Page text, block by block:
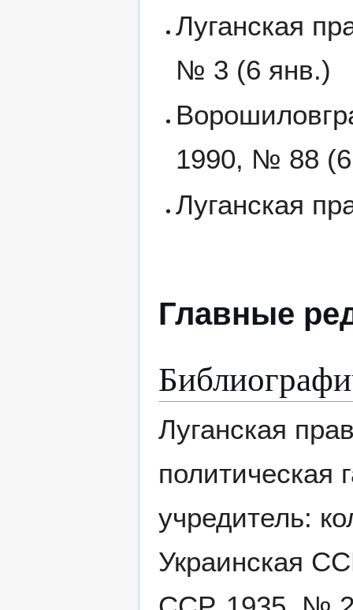
Луганская
№ 3 (6 янв.)
1990, № 88
Луганская
Главные
Луганская
учредитель:
Украинская